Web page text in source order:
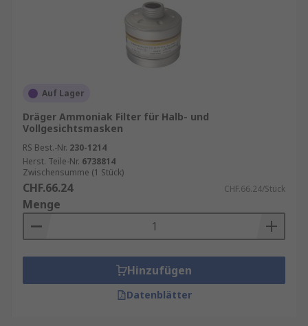
Auf Lager
Dräger Ammoniak Filter für Halb- und
Vollgesichtsmasken
RS Best.-Nr. 230-1214
Herst. Teile-Nr. 6738814
Zwischensumme (1 Stück)
CHF.66.24 CHF.66.24/Stück
Menge
Hinzufügen
Datenblätter